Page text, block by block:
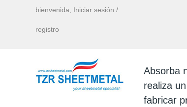
bienvenida, Iniciar sesión /
registro
Absorba
realiza
fabricar